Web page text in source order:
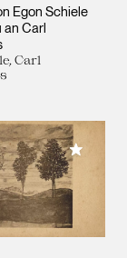
Egon Schiele
an Carl
Carl
Meiner